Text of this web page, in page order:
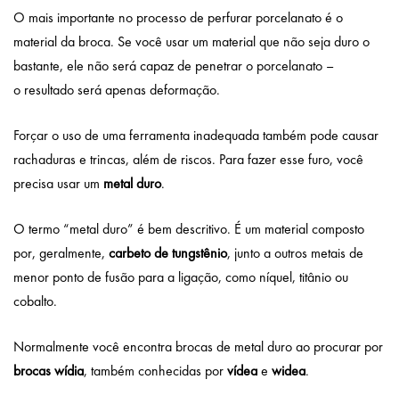
O mais importante no processo de perfurar porcelanato é o
material da broca. Se você usar um material que não seja duro o
bastante, ele não será capaz de penetrar o porcelanato –
o resultado será apenas deformação.
Forçar o uso de uma ferramenta inadequada também pode causar
rachaduras e trincas, além de riscos. Para fazer esse furo, você
precisa usar um metal duro.
O termo “metal duro” é bem descritivo. É um material composto
por, geralmente, carbeto de tungstênio, junto a outros metais de
menor ponto de fusão para a ligação, como níquel, titânio ou
cobalto.
Normalmente você encontra brocas de metal duro ao procurar por
brocas wídia, também conhecidas porvídeae widea.